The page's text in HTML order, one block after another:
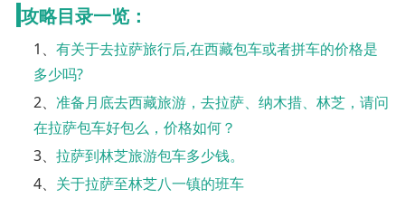
攻略目录一览：
1、有关于去拉萨旅行后,在西藏包车或者拼车的价格是
多少吗?
2、准备月底去西藏旅游，去拉萨、纳木措、林芝，请问
在拉萨包车好包么，价格如何？
3、拉萨到林芝旅游包车多少钱。
4、 关于拉萨至林芝八一镇的班车